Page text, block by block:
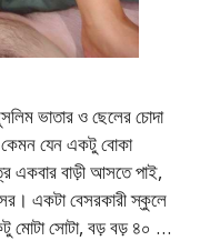
ভাতার ও ছেলের চোদা
যেন একটু বোকা
একবার বাড়ী আসতে পাই,
একটা বেসরকারী স্কুলে
মোটা সোটা, বড় বড় ৪০ …